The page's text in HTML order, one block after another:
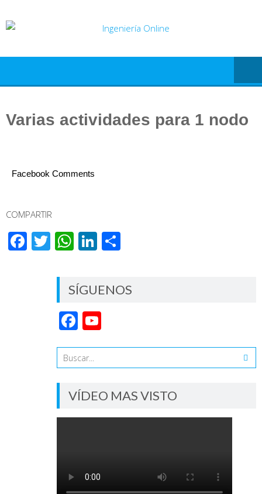
Varias actividades para 1 nodo
Facebook Comments
COMPARTIR
Facebook
Twitter
WhatsApp
LinkedIn
SÍGUENOS
Facebook
VÍDEO MAS VISTO